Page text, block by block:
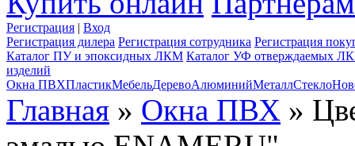
Регистрация | Вход
Регистрация дилера Регистрация сотрудника Регистрация
Каталог ПУ и эпоксидных ЛКМ Каталог УФ отверждаемых
изделий
Окна ПВХПластикМебельДеревоАлюминийМеталлСтекло
Главная » Окна ПВХ »